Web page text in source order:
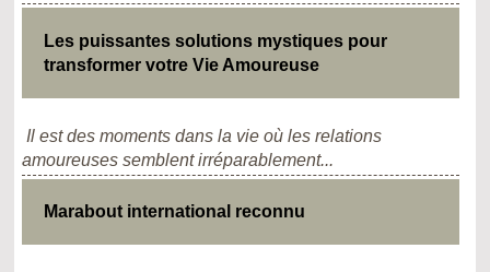
Les puissantes solutions mystiques pour
transformer votre Vie Amoureuse
Il est des moments dans la vie où les relations
amoureuses semblent irréparablement...
Marabout international reconnu